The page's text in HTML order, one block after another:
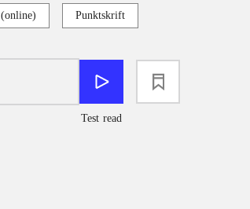
Punktskrift
Test read